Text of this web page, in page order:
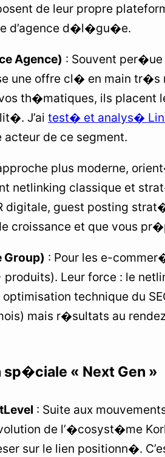
de leur propre
d’agence d�l�gu�e.
Agence) : Souvent
une offre cl� en main tr�s
th�matiques, ils placent
J’ai test� et analys�
de ce segment.
plus moderne,
netlinking classique et
digitale, guest posting
croissance et que vous
Group) : Pour les e-
produits). Leur force : le
technique du
mais r�sultats au
sp�ciale « Next Gen »
: Suite aux
de l’�cosyst�me
sur le lien positionn�.